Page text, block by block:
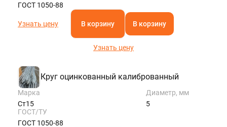
ГОСТ 1050-88
Узнать цену В корзину В корзину
Узнать цену
Круг оцинкованный калиброванный
Марка
Ст15
Диаметр, мм
5
ГОСТ/ТУ
ГОСТ 1050-88